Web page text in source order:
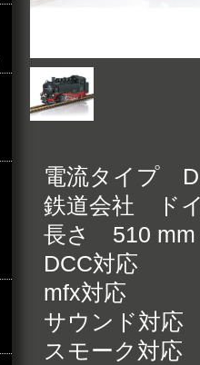
電流タイプ
鉄道会社 ド
長さ 510 mm
DCC対応
mfx対応
サウンド対応
スモーク対応